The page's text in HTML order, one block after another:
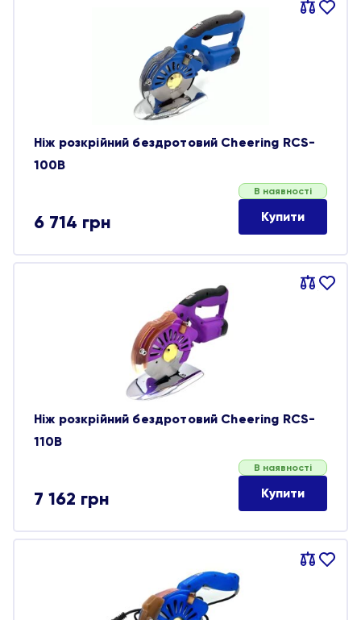
Порівняти
В
Ніж розкрійний бездротовий Cheering RCS-
100B
6 714 грн
В наявності
Купити
Порівняти
В
Ніж розкрійний бездротовий Cheering RCS-
110B
7 162 грн
В наявності
Купити
Порівняти
В